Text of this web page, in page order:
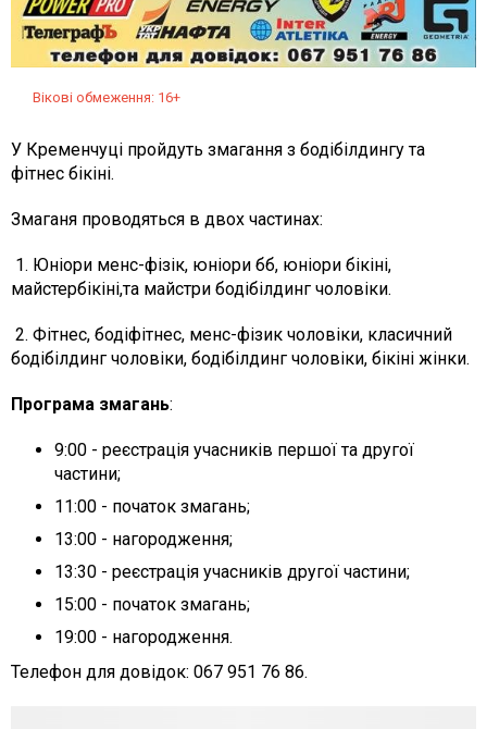
Вікові обмеження: 16+
У Кременчуці пройдуть змагання з бодібілдингу та
фітнес бікіні.
Змаганя проводяться в двох частинах:
1. Юніори менс-фізік, юніори бб, юніори бікіні,
майстербікіні,та майстри бодібілдинг чоловіки.
2. Фітнес, бодіфітнес, менс-фізик чоловіки, класичний
бодібілдинг чоловіки, бодібілдинг чоловіки, бікіні жінки.
Програма змагань:
9:00 - реєстрація учасників першої та другої
частини;
11:00 - початок змагань;
13:00 - нагородження;
13:30 - реєстрація учасників другої частини;
15:00 - початок змагань;
19:00 - нагородження.
Телефон для довідок: 067 951 76 86.